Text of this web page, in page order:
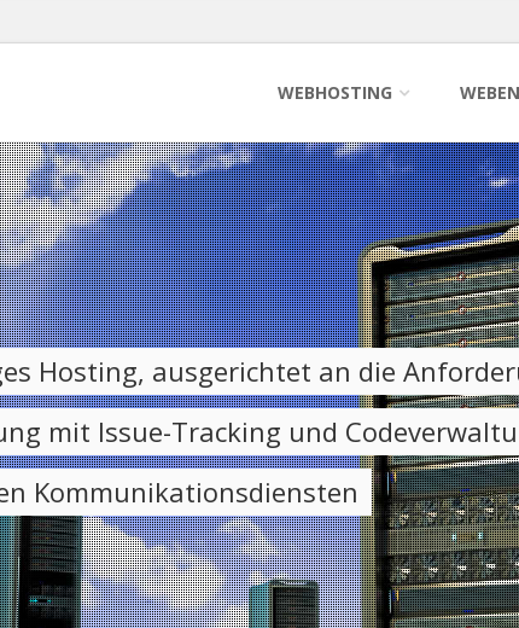
WEBHOSTING
Hosting, ausgerichtet an die
mit Issue-Tracking und
Kommunikationsdiensten